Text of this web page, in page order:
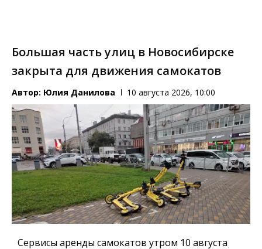
Большая часть улиц в Новосибирске
закрыта для движения самокатов
Автор: Юлия Данилова 10 августа 2026, 10:00
Сервисы аренды самокатов утром 10 августа